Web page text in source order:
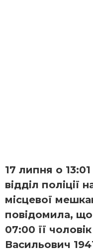
17 липня о
відділ поліції
місцевої
повідомила,
07:00 її
Васильович